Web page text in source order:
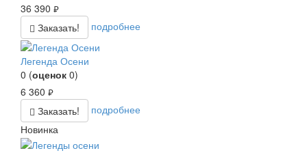
36 390 руб.
Заказать! подробнее
Легенда Осени
0 (оценок 0)
6 360 руб.
Заказать!
подробнее
Новинка